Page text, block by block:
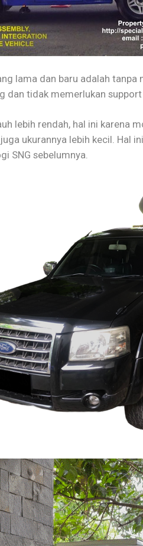
lama dan baru adalah
tidak memerlukan
lebih rendah, hal ini karena
ukurannya lebih kecil. Hal
SNG sebelumnya.